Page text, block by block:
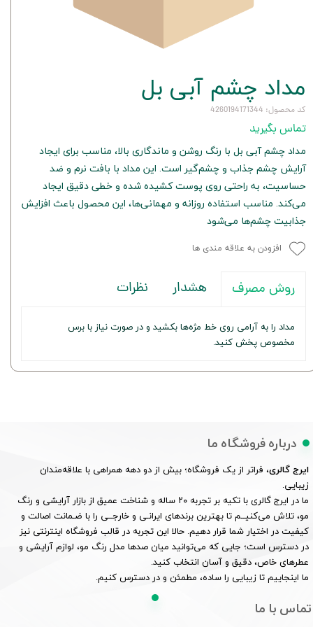
مداد چشم آبی بل
کد محصول: 4260194171344
تماس بگیرید
مداد چشم آبی بل با رنگ روشن و ماندگاری بالا، مناسب برای ایجاد
آرایش چشم جذاب و چشم‌گیر است. این مداد با بافت نرم و ضد
حساسیت، به راحتی روی پوست کشیده شده و خطی دقیق ایجاد
می‌کند. مناسب استفاده روزانه و مهمانی‌ها، این محصول باعث افزایش
جذابیت چشم‌ها می‌شود
افزودن به علاقه مندی ها
روش مصرف هشدار نظرات
مداد را به آرامی روی خط مژه‌ها بکشید و در صورت نیاز با برس
مخصوص پخش کنید.
درباره فروشگاه ما
ایرج گالری، فراتر از یک فروشگاه؛ بیش از دو دهه همراهی با علاقه‌مندان
زیبایی.
ما در ایرج گالری با تکیه بر تجربه ۲۰ ساله و شناخت عمیق از بازار آرایشی و رنگ
مو، تلاش می‌کنیــم تا بهترین برندهای ایرانـی و خارجــی را با ضـمانت اصالت و
کیفیت در اختیار شما قرار دهیم. حالا این تجربه در قالب فروشگاه اینترنتی نیز
در دسترس است؛ جایی که می‌توانید میان صدها مدل رنگ مو، لوازم آرایشی و
عطرهای خاص، دقیق و آسان انتخاب کنید.
ما اینجاییم تا زیبایی را ساده، مطمئن و در دسترس کنیم.
تماس با ما